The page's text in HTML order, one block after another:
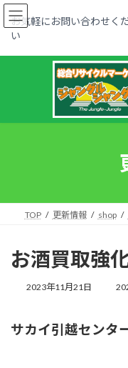
コ
ン
ッ
ナ
ビ
移
お気軽にお問い合わせく
い
TOP 更新情報 shop
お酒買取強
2023年11月21日
最
新
日
サカイ引越センタ